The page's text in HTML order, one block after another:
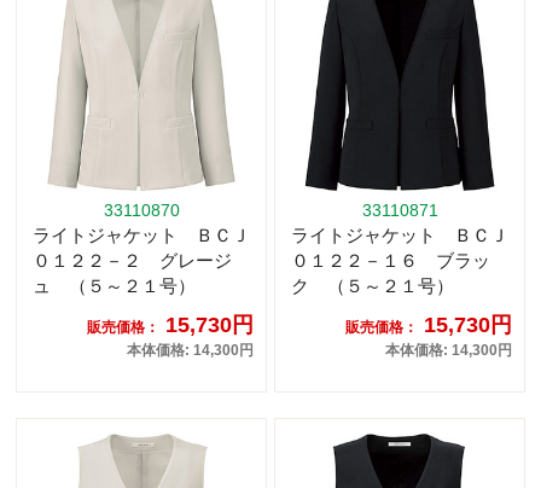
33110870
ライトジャケット ＢＣＪ
０１２２－２ グレージ
ュ （５～２１号）
販売価格： 15,730円
本体価格: 14,300円
33110871
ライトジャケット ＢＣＪ
０１２２－１６ ブラッ
ク （５～２１号）
販売価格： 15,730円
本体価格: 14,300円